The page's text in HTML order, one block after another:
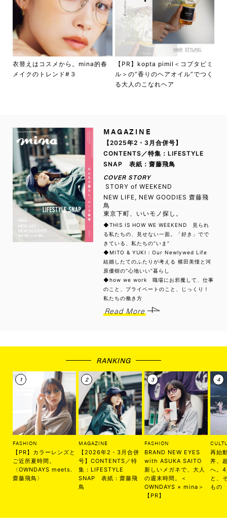
衣替えはコスメから。mina的春
メイクのトレンド#３
【PR】kopta pimil＜コプタピミ
ル＞の”香りのヘアオイル”でつく
る大人のこなれヘア
MAGAZINE
【2025年2・3月合併号】
CONTENTS／特集：LIFESTYLE
SNAP 表紙：齋藤飛鳥
COVER STORY
STORY of WEEKEND
NEW LIFE, NEW GOODIES 齋藤飛
鳥
東京下町、いいモノ探し。
◆THIS IS HOW WE WEEKEND 見られ
る私たちの、見せない一面。「好き」でで
きている、私たちの“いま”
◆MITO & YUKI：Our Newlywed Life
結婚したてのふたりが考える 横田美憧と河
原優樹の“心地いい”暮らし
◆how we work 職場にお邪魔して、仕事
のこと、プライベートのこと、じっくり！
私たちの働き方
Read More
RANKING
FASHION
【PR】カラーレンズと
ご近所夏時間。
〈OWNDAYS meets.
齋藤飛鳥〉
MAGAZINE
【2026年2・3月合併
号】CONTENTS／特
集：LIFESTYLE
SNAP 表紙：齋藤飛
鳥
FASHION
BRAND NEW EYES
with ASUKA SAITO
新しいメガネで、大人
の週末時間。＜
OWNDAYS × mina＞
【PR】
再始
丼、
へ。
と、
もの